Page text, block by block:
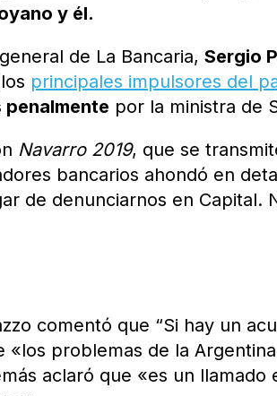
y él.
de La Bancaria,Sergio
principales impulsores del
por la ministra de
Navarro 2019, que se
bancarios ahondó en
de denunciarnos en Capital.
comentó que “Si hay un
«los problemas de la
aclaró que «es un llamado